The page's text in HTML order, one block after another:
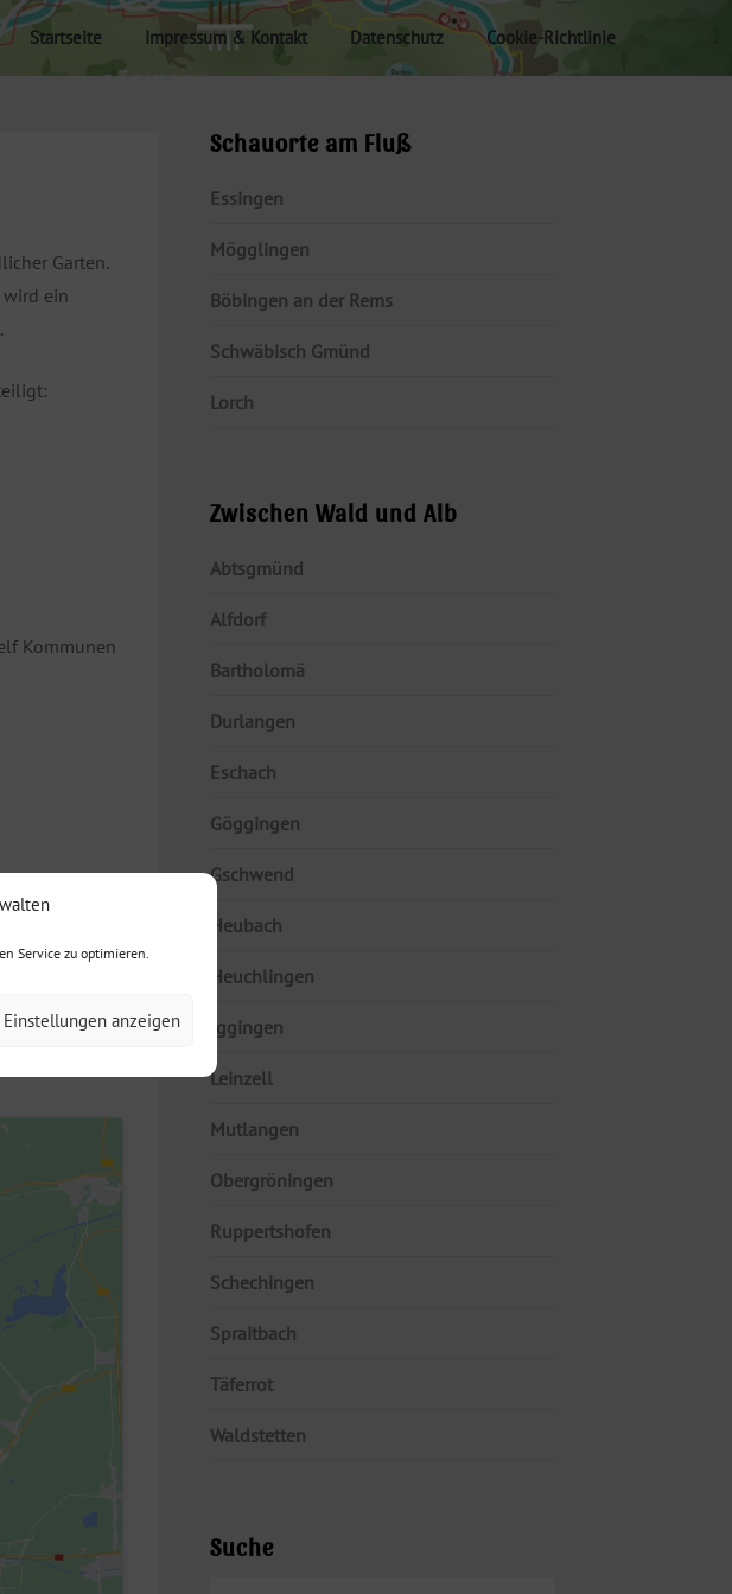
Service zu optimieren.
Einstellungen anzeigen
Startseite Impressum & Kontakt Datenschutz Cookie-Richtlinie
Garten.
ein
Kommunen
Schauorte am Fluß
Essingen
Mögglingen
Böbingen an der Rems
Schwäbisch Gmünd
Lorch
Zwischen Wald und Alb
Abtsgmünd
Alfdorf
Bartholomä
Durlangen
Eschach
Göggingen
Gschwend
Heubach
Heuchlingen
Iggingen
Leinzell
Mutlangen
Obergröningen
Ruppertshofen
Schechingen
Spraitbach
Täferrot
Waldstetten
Suche